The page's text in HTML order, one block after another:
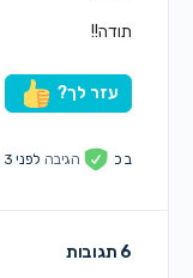
תודה!!
עזר לך?
ב כ הגיבהלפני 3 חודשים, 1 שבוע
6 תגובות